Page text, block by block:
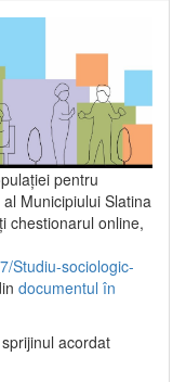
pentru
Municipiului Slatina
chestionarul online,
Studiu-sociologic-
documentul în
acordat